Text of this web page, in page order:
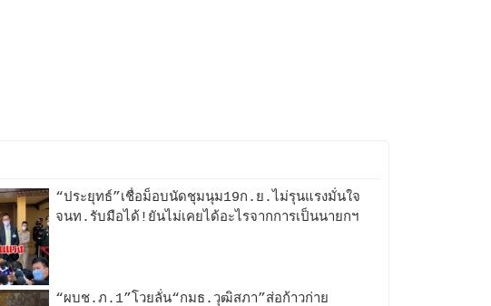
“ประยุทธ์”เชื่อม็อบนัดชุมนุม19ก.ย.ไม่รุนแรงมั่นใจ
จนท.รับมือได้!ยันไม่เคยได้อะไรจากการเป็นนายกฯ
“ผบช.ภ.1”โวยลั่น“กมธ.วุฒิสภา”ส่อก้าวก่าย